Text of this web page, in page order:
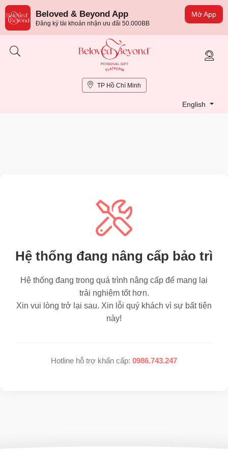
Mở App
Beloved & Beyond App
Đăng ký tài khoản nhận ưu đãi 50.000BB
TP Hồ Chí Minh
English
Hệ thống đang nâng cấp bảo trì
Hệ thống đang trong quá trình nâng cấp để mang lại
trải nghiệm tốt hơn.
Xin vui lòng trở lại sau. Xin lỗi quý khách vì sự bất tiện
này!
Hotline hỗ trợ khẩn cấp: 0986.743.247